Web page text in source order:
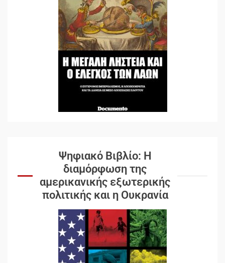
Ψηφιακό Βιβλίο: Η
διαμόρφωση της
αμερικανικής εξωτερικής
πολιτικής και η Ουκρανία